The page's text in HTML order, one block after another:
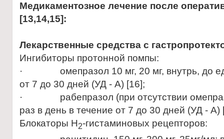
Медикаментозное лечение после
[13,14,15]:
Лекарственные средства с
Ингибиторы протонной помпы:
· омепразол 10 мг, 20 мг, внутрь, до
от 7 до 30 дней (УД - А) [16];
· рабепразол (при отсутствии
раз в день в течение от 7 до 30 дней (УД - А)
Блокаторы Н2-гистаминовых рецепторов: